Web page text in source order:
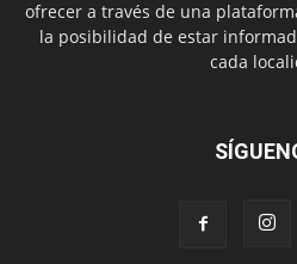
ofrecer a través de una
la posibilidad de estar
cada